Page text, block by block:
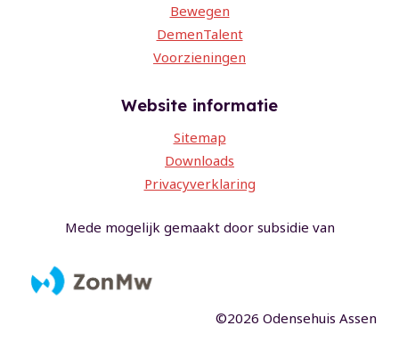
Bewegen
DemenTalent
Voorzieningen
Website informatie
Sitemap
Downloads
Privacyverklaring
Mede mogelijk gemaakt door subsidie van
©2026 Odensehuis Assen